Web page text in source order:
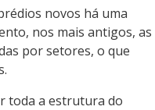
novos há uma
nos mais antigos, as
por setores, o que
toda a estrutura do